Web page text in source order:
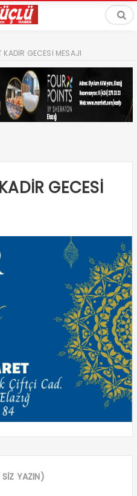
KADİR GECESİ MESAJI
GECESİ
YAZIN)